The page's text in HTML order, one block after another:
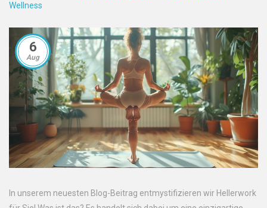
Wellness
6
Aug
In unserem neuesten Blog-Beitrag entmystifizieren wir Hellerwork